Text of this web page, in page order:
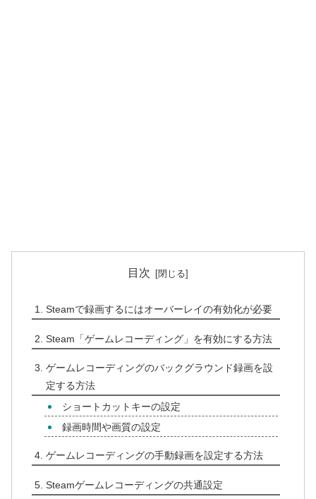
目次
Steamで録画するにはオーバーレイの有効化が必要
Steam「ゲームレコーディング」を有効にする方法
ゲームレコーディングのバックグラウンド録画を設
定する方法
ショートカットキーの設定
録画時間や画質の設定
ゲームレコーディングの手動録画を設定する方法
Steamゲームレコーディングの共通設定